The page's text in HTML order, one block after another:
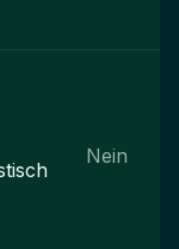
Nein